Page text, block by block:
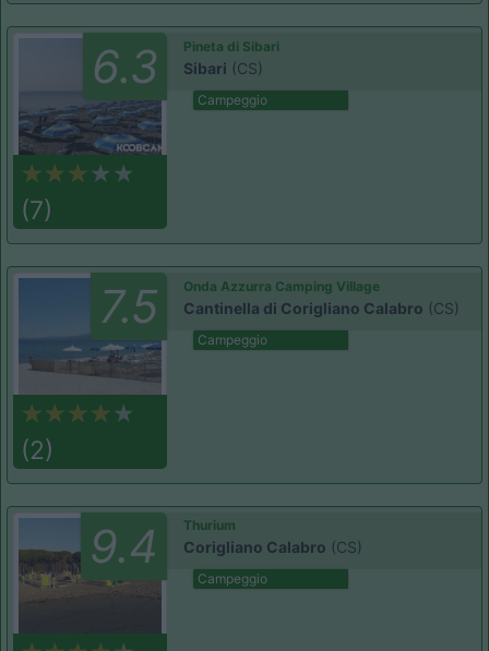
6.3
(7)
Pineta di Sibari
Sibari (CS)
Campeggio
7.5
(2)
Onda Azzurra Camping Village
Cantinella di Corigliano Calabro (CS)
Campeggio
9.4 Thurium
Corigliano Calabro (CS)
Campeggio